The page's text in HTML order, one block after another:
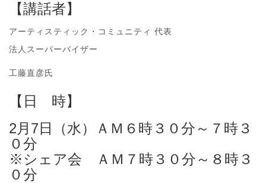
【講話者】
アーティスティック・コミュニティ 代表
法人スーパーバイザー
工藤直彦氏
【日 時】
2月7日（水）ＡＭ６時３０分～７時３
０分
※シェア会 ＡＭ７時３０分～８時３
０分